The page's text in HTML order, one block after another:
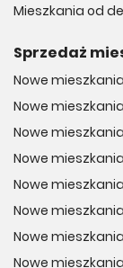
Mieszkania od
Sprzedaż
Nowe
Nowe
Nowe
Nowe
Nowe
Nowe
Nowe
Nowe